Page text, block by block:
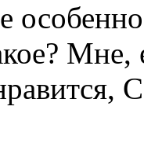
Мне,